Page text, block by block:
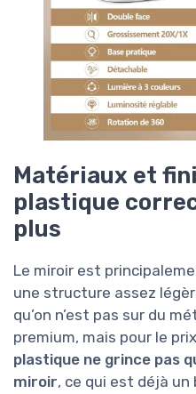
Matériaux et
plastique
plus
Le miroir est
une structure assez
qu’on n’est pas sur du
premium, mais pour le
plastique ne grince pas
miroir, ce qui est déjà